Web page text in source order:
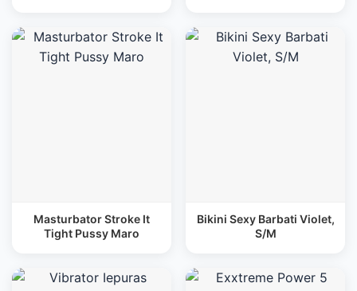
Masturbator Stroke It
Tight Pussy Maro
Bikini Sexy Barbati Violet,
S/M